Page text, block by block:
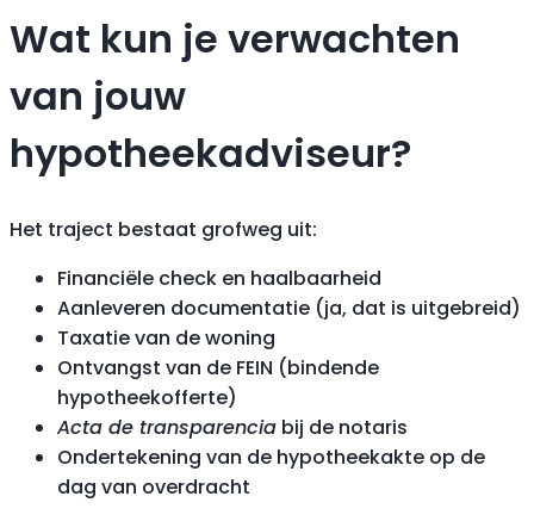
Wat kun je verwachten
van jouw
hypotheekadviseur?
Het traject bestaat grofweg uit:
Financiële check en haalbaarheid
Aanleveren documentatie (ja, dat is uitgebreid)
Taxatie van de woning
Ontvangst van de FEIN (bindende
hypotheekofferte)
Acta de transparencia bij de notaris
Ondertekening van de hypotheekakte op de
dag van overdracht